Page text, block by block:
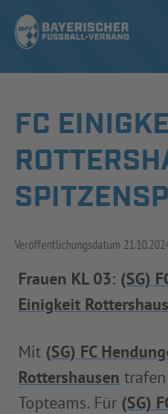
ERGEBNISSE &
SPIELBETRIEB &
AUSBILDUNG &
DER VERBAND
FC
Veröffentlichungsdatum
Frauen KL 03: (SG)
Einigkeit
Mit (SG) FC
Rottershausen
Topteams. Für (SG)